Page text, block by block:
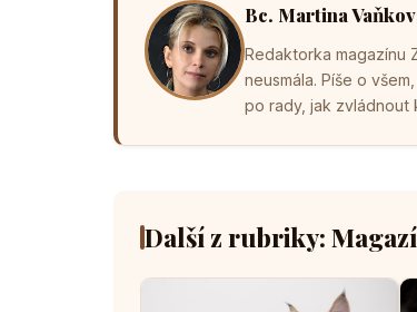
Bc. Martina
Redaktorka magazínu
neusmála. Píše o
po rady, jak zvládnout
Další z rubriky: